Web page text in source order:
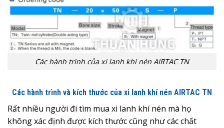
Các hành trình của xi lanh khí nén AIRTAC TN
Các hành trình và kích thước của xi lanh khí nén AIRTAC TN
Rất nhiều người đi tìm mua xi lanh khí nén mà họ
không xác định được kích thước cũng như các chất